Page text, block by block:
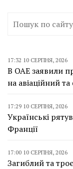
17:32 10 СЕРПНЯ, 2026
В ОАЕ заявили
на авіаційний
17:29 10 СЕРПНЯ, 2026
Українські
Франції
17:00 10 СЕРПНЯ, 2026
Загиблий та